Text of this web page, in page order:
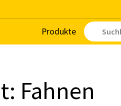
Pro­duk­te
Fah­nen